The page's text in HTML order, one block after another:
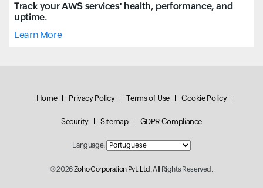
Track your AWS services' health, performance, and
uptime.
Learn More
Home Privacy Policy Terms of Use Cookie Policy
Security Sitemap GDPR Compliance
Language:
© 2026Zoho Corporation Pvt. Ltd.All Rights Reserved.